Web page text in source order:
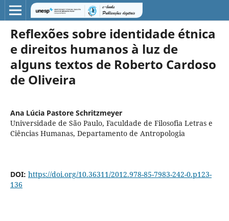
Reflexões sobre identidade étnica
e direitos humanos à luz de
alguns textos de Roberto Cardoso
de Oliveira
Ana Lúcia Pastore Schritzmeyer
Universidade de São Paulo, Faculdade de Filosofia Letras e
Ciências Humanas, Departamento de Antropologia
DOI: https://doi.org/10.36311/2012.978-85-7983-242-0.p123-
136